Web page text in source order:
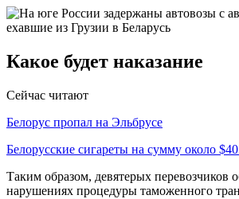
Какое будет наказание
Сейчас читают
Белорус пропал на Эльбрусе
Белорусские сигареты на сумму около
Таким образом, девятерых перевозчиков
нарушениях процедуры таможенного